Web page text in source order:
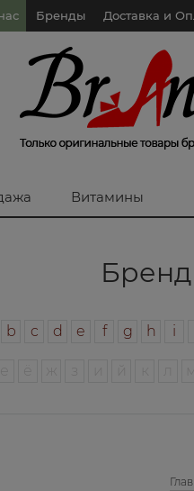
Бренды Доставка и
Витамины
b c d e f g h i